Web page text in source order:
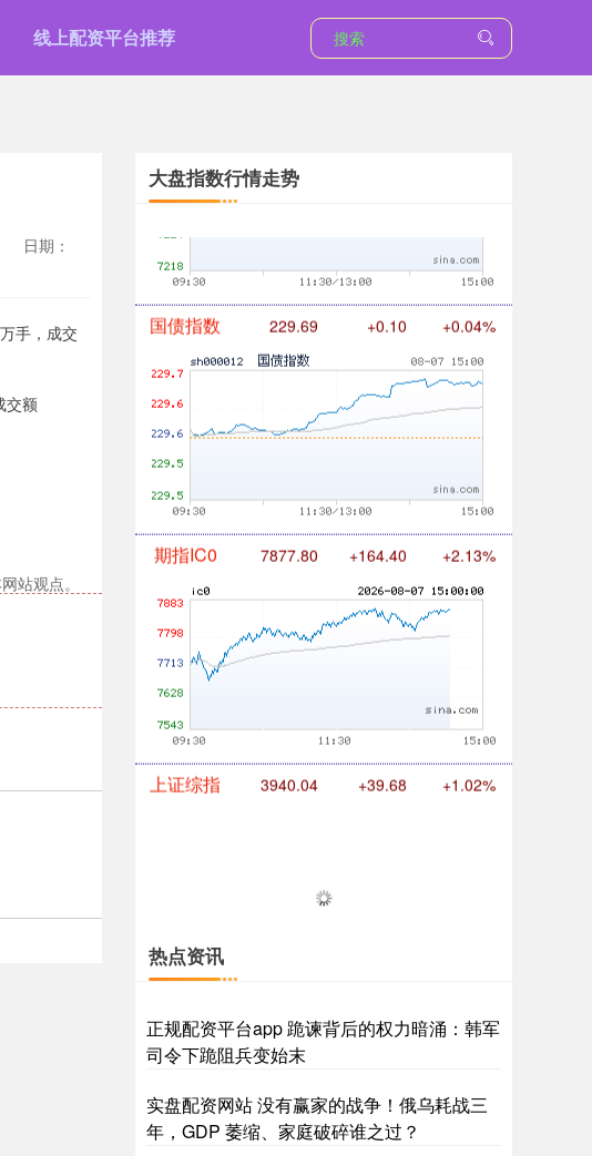
线上配资平台推荐
日期：
手，成交
交额
站观点。
大盘指数行情走势
国债指数 229.69
期指IC0
深证成指 14311.01 +200.89 +1.42%
热点资讯
正规配资平台app 跪谏背后的权力暗涌：韩军
司令下跪阻兵变始末
实盘配资网站 没有赢家的战争！俄乌耗战三
年，GDP 萎缩、家庭破碎谁之过？